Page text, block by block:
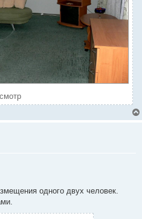
одного двух человек.